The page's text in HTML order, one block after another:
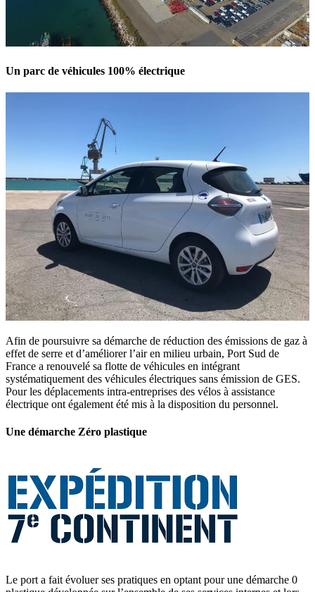
Un parc de véhicules 100% électrique
Afin de poursuivre sa démarche de réduction des émissions de gaz à
effet de serre et d’améliorer l’air en milieu urbain, Port Sud de
France a renouvelé sa flotte de véhicules en intégrant
systématiquement des véhicules électriques sans émission de GES.
Pour les déplacements intra-entreprises des vélos à assistance
électrique ont également été mis à la disposition du personnel.
Une démarche Zéro plastique
Le port a fait évoluer ses pratiques en optant pour une démarche 0